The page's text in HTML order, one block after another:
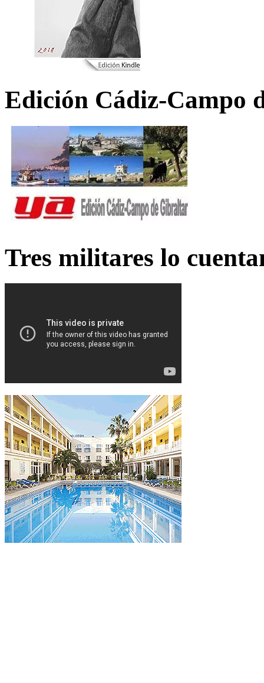
Edición Cádiz-Campo
Tres militares lo